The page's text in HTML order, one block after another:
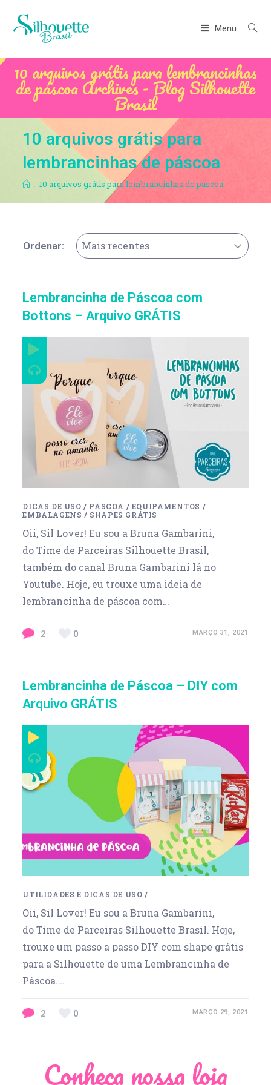
Menu
10 arquivos grátis para lembrancinhas
de páscoa Archives - Blog Silhouette
Brasil
10 arquivos grátis para
lembrancinhas de páscoa
. 10 arquivos grátis para lembrancinhas de páscoa
Ordenar: Mais recentes
Lembrancinha de Páscoa com
Bottons – Arquivo GRÁTIS
DICAS DE USO / PÁSCOA / EQUIPAMENTOS /
EMBALAGENS / SHAPES GRÁTIS
Oii, Sil Lover! Eu sou a Bruna Gambarini,
do Time de Parceiras Silhouette Brasil,
também do canal Bruna Gambarini lá no
Youtube. Hoje, eu trouxe uma ideia de
lembrancinha de páscoa com…
2 0 MARÇO 31, 2021
Lembrancinha de Páscoa – DIY com
Arquivo GRÁTIS
UTILIDADES E DICAS DE USO /
Oii, Sil Lover! Eu sou a Bruna Gambarini,
do Time de Parceiras Silhouette Brasil. Hoje,
trouxe um passo a passo DIY com shape grátis
para a Silhouette de uma Lembrancinha de
Páscoa.…
2 0 MARÇO 29, 2021
Conheça nossa loja